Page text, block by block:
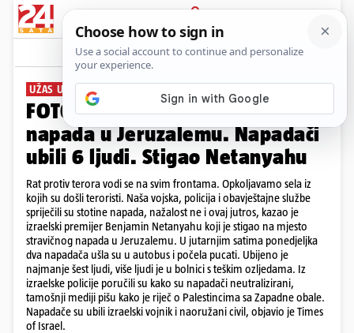
PRIJAVA
Galerija Komentari
UŽAS U IZRAELU
FOTO Ovo je mjesto stravičnog
napada u Jeruzalemu. Napadači
ubili 6 ljudi. Stigao Netanyahu
Rat protiv terora vodi se na svim frontama. Opkoljavamo sela iz
kojih su došli teroristi. Naša vojska, policija i obavještajne službe
spriječili su stotine napada, nažalost ne i ovaj jutros, kazao je
izraelski premijer Benjamin Netanyahu koji je stigao na mjesto
stravičnog napada u Jeruzalemu. U jutarnjim satima ponedjeljka
dva napadača ušla su u autobus i počela pucati. Ubijeno je
najmanje šest ljudi, više ljudi je u bolnici s teškim ozljedama. Iz
izraelske policije poručili su kako su napadači neutralizirani,
tamošnji mediji pišu kako je riječ o Palestincima sa Zapadne obale.
Napadače su ubili izraelski vojnik i naoružani civil, objavio je Times
of Israel.